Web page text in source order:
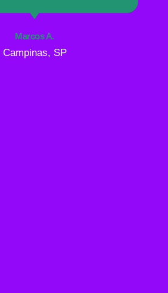
Marcos A.
Campinas, SP